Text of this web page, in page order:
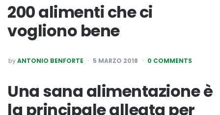
200 alimenti che ci
vogliono bene
POSTED
BY
byANTONIO BENFORTE 5 MARZO 2018 0 COMMENTS
Una sana alimentazione è
la principale alleata per